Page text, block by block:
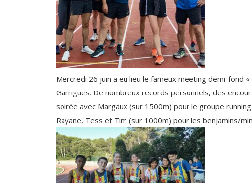
Mercredi 26 juin a eu lieu le fameux meeting demi-fond
Garrigues. De nombreux records personnels, des
soirée avec Margaux (sur 1500m) pour le groupe
Rayane, Tess et Tim (sur 1000m) pour les benjamins/